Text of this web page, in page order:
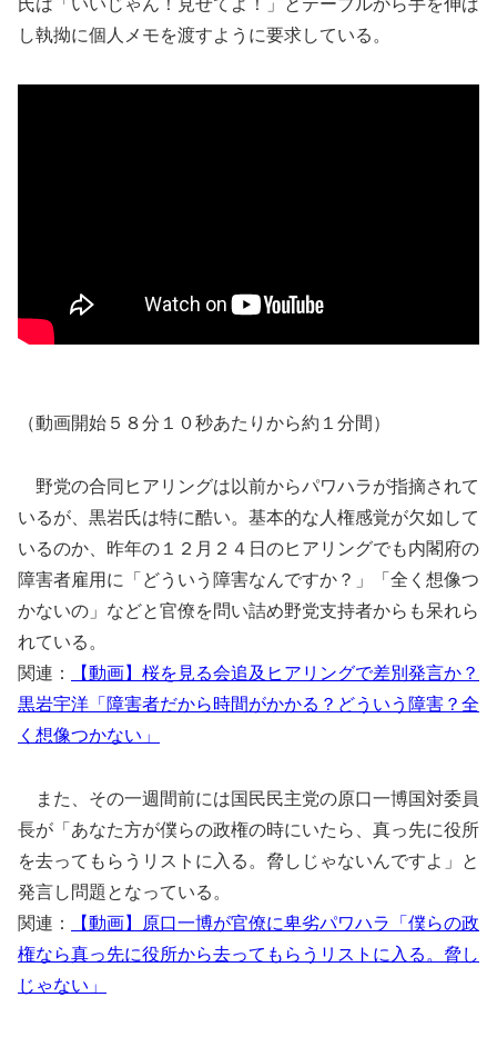
氏は「いいじゃん！見せてよ！」とテーブルから手を伸ば
し執拗に個人メモを渡すように要求している。
（動画開始５８分１０秒あたりから約１分間）
野党の合同ヒアリングは以前からパワハラが指摘されて
いるが、黒岩氏は特に酷い。基本的な人権感覚が欠如して
いるのか、昨年の１２月２４日のヒアリングでも内閣府の
障害者雇用に「どういう障害なんですか？」「全く想像つ
かないの」などと官僚を問い詰め野党支持者からも呆れら
れている。
関連：
【動画】桜を見る会追及ヒアリングで差別発言か？
黒岩宇洋「障害者だから時間がかかる？どういう障害？全
く想像つかない」
また、その一週間前には国民民主党の原口一博国対委員
長が「あなた方が僕らの政権の時にいたら、真っ先に役所
を去ってもらうリストに入る。脅しじゃないんですよ」と
発言し問題となっている。
関連：
【動画】原口一博が官僚に卑劣パワハラ「僕らの政
権なら真っ先に役所から去ってもらうリストに入る。脅し
じゃない」